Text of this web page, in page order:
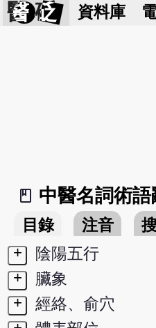
醫 砭 資料庫
book_2
中醫名詞術語
目錄 注音
+
陰陽五行
+
臟象
+
經絡、俞穴